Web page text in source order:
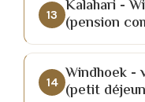
13 Kalahari -
(pension
14 Windhoek -
(petit